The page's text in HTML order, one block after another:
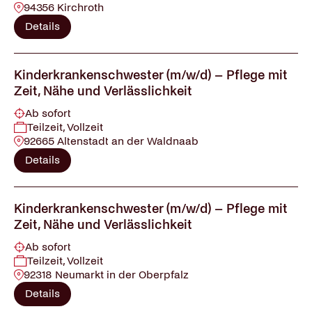
94356 Kirchroth
Details
Kinderkrankenschwester (m/w/d) – Pflege mit
Zeit, Nähe und Verlässlichkeit
Ab sofort
Teilzeit, Vollzeit
92665 Altenstadt an der Waldnaab
Details
Kinderkrankenschwester (m/w/d) – Pflege mit
Zeit, Nähe und Verlässlichkeit
Ab sofort
Teilzeit, Vollzeit
92318 Neumarkt in der Oberpfalz
Details